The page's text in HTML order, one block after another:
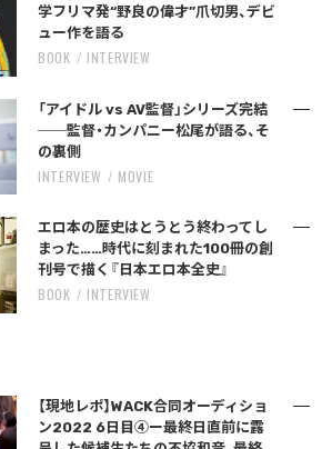
学フリマ発“野良の偉才”爪切男、デビ
ュー作を語る
BOOK INTERVIEW
「アイドル vs AV監督」シリーズ完結
──監督・カンパニー松尾が語る、そ
の裏側
INTERVIEW MOVIE
エロ本の歴史はとうとう終わってし
まった……時代に刻まれた100冊の創
刊号で描く『日本エロ本全史』
BOOK INTERVIEW
【現地レポ】WACK合同オーディショ
ン2022 6日目④ー最終日直前に露